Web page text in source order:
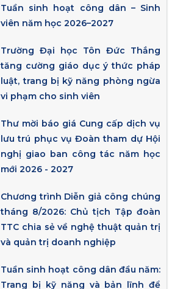
Tuần sinh hoạt công dân – Sinh
viên năm học 2026–2027
Trường Đại học Tôn Đức Thắng
tăng cường giáo dục ý thức pháp
luật, trang bị kỹ năng phòng ngừa
vi phạm cho sinh viên
Thư mời báo giá Cung cấp dịch vụ
lưu trú phục vụ Đoàn tham dự Hội
nghị giao ban công tác năm học
mới 2026 - 2027
Chương trình Diễn giả công chúng
tháng 8/2026: Chủ tịch Tập đoàn
TTC chia sẻ về nghệ thuật quản trị
và quản trị doanh nghiệp
Tuần sinh hoạt công dân đầu năm:
Trang bị kỹ năng và bản lĩnh để